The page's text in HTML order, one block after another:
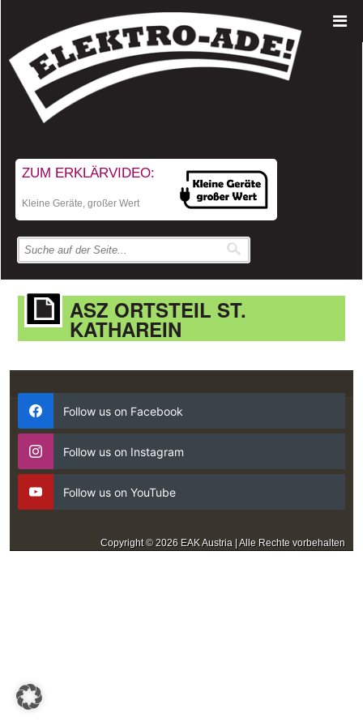
ZUM ERKLÄRVIDEO:
Kleine Geräte, großer Wert
ASZ ORTSTEIL ST.
KATHAREIN
Follow us on Facebook
Follow us on Instagram
Follow us on YouTube
Copyright © 2026 EAK Austria | Alle Rechte vorbehalten